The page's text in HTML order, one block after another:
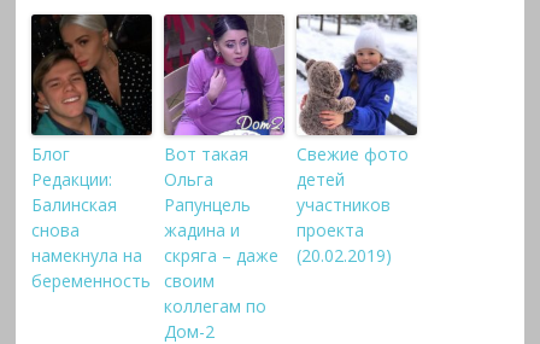
Блог
Редакции:
Балинская
снова
намекнула на
беременность
Вот такая
Ольга
Рапунцель
жадина и
скряга – даже
своим
коллегам по
Дом-2
Свежие фото
детей
участников
проекта
(20.02.2019)